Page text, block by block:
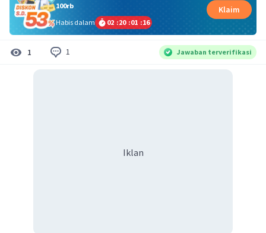
100rb
Habis dalam
02 :20 :01 :16
Klaim
1 1 Jawaban terverifikasi
Iklan